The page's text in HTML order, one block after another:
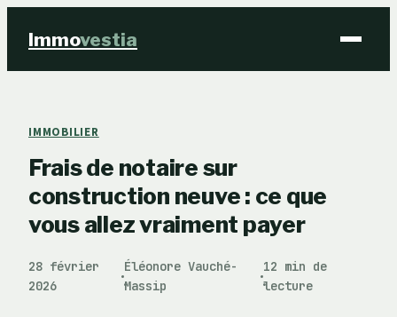
Immovestia
Immobilier
Éducation & Emploi
IMMOBILIER
Frais de notaire sur
construction neuve : ce que
vous allez vraiment payer
28 février
2026
·
Éléonore Vauché-
Massip
·
12 min de
lecture